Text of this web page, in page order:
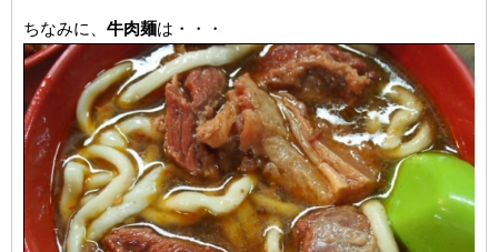
ちなみに、 牛肉麺は・・・